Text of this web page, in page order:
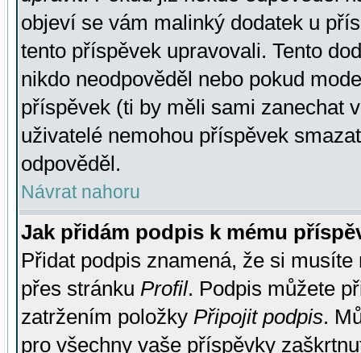
objeví se vám malinký dodatek u
tento příspěvek upravovali. Tento
nikdo neodpověděl nebo pokud
příspěvek (ti by měli sami zanechat
uživatelé nemohou příspěvek
odpověděl.
Návrat nahoru
Jak přidám podpis k mému
Přidat podpis znamená, že si
přes stránku Profil. Podpis můžete
zatržením položky Připojit podpis.
pro všechny vaše příspěvky